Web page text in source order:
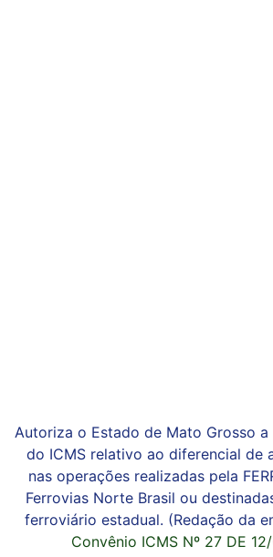
Autoriza o Estado de Mato Grosso
do ICMS relativo ao diferencial de
nas operações realizadas pela
Ferrovias Norte Brasil ou
ferroviário estadual. (Redação da
Convênio ICMS Nº 27 DE